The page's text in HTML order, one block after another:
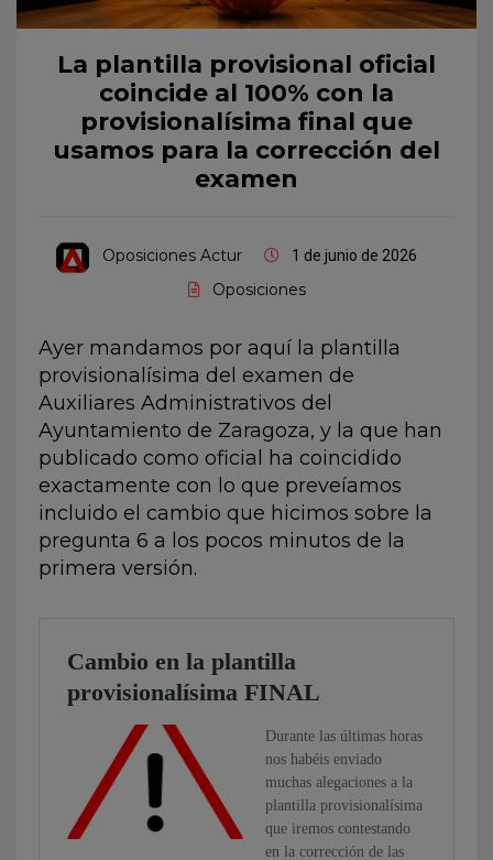
La plantilla provisional oficial
coincide al 100% con la
provisionalísima final que
usamos para la corrección del
examen
Oposiciones Actur 1 de junio de 2026
Oposiciones
Ayer mandamos por aquí la plantilla
provisionalísima del examen de
Auxiliares Administrativos del
Ayuntamiento de Zaragoza, y la que han
publicado como oficial ha coincidido
exactamente con lo que preveíamos
incluido el cambio que hicimos sobre la
pregunta 6 a los pocos minutos de la
primera versión.